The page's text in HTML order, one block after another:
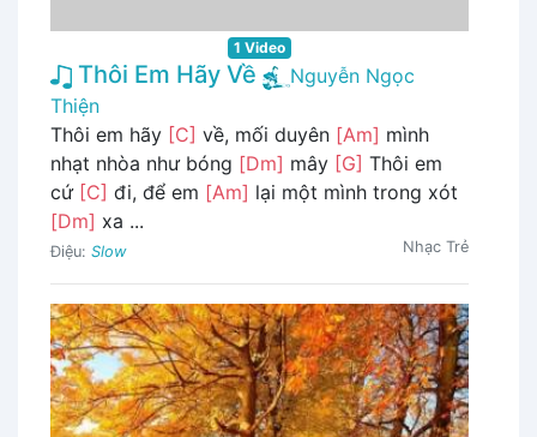
1 Video
Thôi Em Hãy Về
Nguyễn Ngọc
Thiện
Thôi em hãy [C] về, mối duyên [Am] mình
nhạt nhòa như bóng [Dm] mây [G] Thôi em
cứ [C] đi, để em [Am] lại một mình trong xót
[Dm] xa ...
Điệu: Slow Nhạc Trẻ